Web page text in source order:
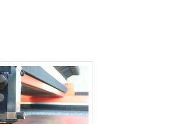
CORTE A LASER PARA METAL
CORTE A LASER PARA OURO
CORTE A LASER PARA PAPEL
CORTE A LASER PARA